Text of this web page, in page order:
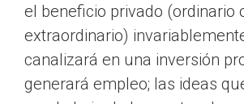
el beneficio privado (ordinario
extraordinario)
canalizará en una inversión
generará empleo; las ideas